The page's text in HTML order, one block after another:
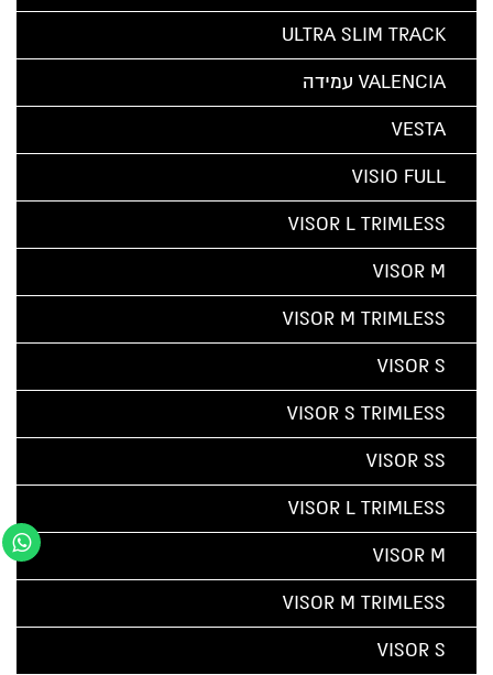
ULTRA SLIM TRACK
VALENCIA עמידה
VESTA
VISIO FULL
VISOR L TRIMLESS
VISOR M
VISOR M TRIMLESS
VISOR S
VISOR S TRIMLESS
VISOR SS
VISOR L TRIMLESS
VISOR M
VISOR M TRIMLESS
VISOR S